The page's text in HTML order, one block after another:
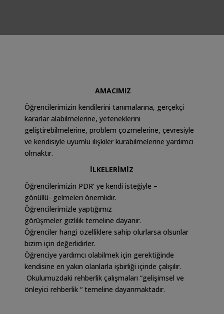
AMACIMIZ
Öğrencilerimizin kendilerini tanımalarına, gerçekçi
kararlar alabilmelerine, yeteneklerini
geliştirebilmelerine, problem çözmelerine, çevresiyle
ve kendisiyle uyumlu ilişkiler kurabilmelerine yardımcı
olmaktır.
İLKELERİMİZ
Öğrencilerimizin PDR’ ye kendi isteğiyle –
gönüllü- gelmeleri önemlidir.
Öğrencilerimizle yaptığımız
görüşmeler gizlilik temeline dayanır.
Öğrenciler hangi özelliklere sahip olurlarsa olsunlar
bizim için değerlidirler.
Öğrenciye yardımcı olabilmek için gerektiğinde
kendisine en yakın olanlarla işbirliği içinde çalışılır.
Okulumuzdaki rehberlik çalışmaları “gelişimsel ve
önleyici rehberlik “ temeline dayanmaktadır.